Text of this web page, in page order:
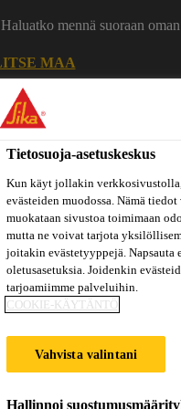
mennä suoraan
MAA
Referenssit
Tietosuoja-asetuskeskus
Kun käyt jollakin verkkosivustolla,
evästeiden muodossa. Nämä
muokataan sivustoa toimimaan
mutta ne voivat tarjota
joitakin evästetyyppejä.
oletusasetuksia. Joidenkin
tarjoamiimme palveluihin.
COOKIE-KÄYTÄNTÖ
Vahvista valintani
Hallinnoi